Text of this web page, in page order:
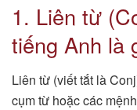
1. Liên từ
tiếng Anh là
Liên từ (viết tắt là
cụm từ hoặc các